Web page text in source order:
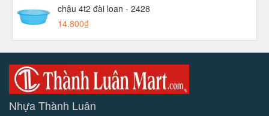
chậu 4t2 đài loan - 2428
14.800₫
Nhựa Thành Luân